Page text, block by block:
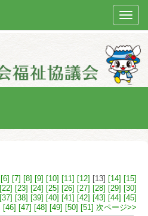
Toggle
[6] [7] [8] [9] [10] [11] [12] [13] [14] [15]
[22] [23] [24] [25] [26] [27] [28] [29] [30]
[37] [38] [39] [40] [41] [42] [43] [44] [45]
[46] [47] [48] [49] [50] [51] 次ページ>>